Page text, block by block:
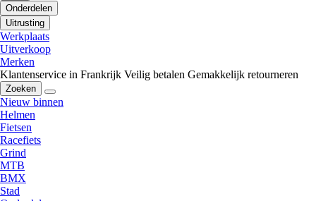
Onderdelen
Uitrusting
Werkplaats
Uitverkoop
Merken
Klantenservice in Frankrijk Veilig betalen Gemakkelijk retourneren
Zoeken
Nieuw binnen
Helmen
Fietsen
Racefiets
Grind
MTB
BMX
Stad